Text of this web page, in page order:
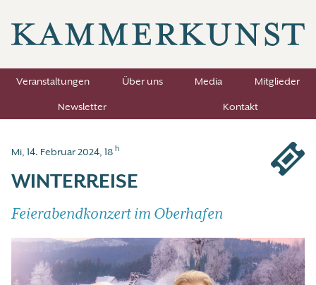
Veranstaltungen Über uns Media
Mitglieder
Newsletter
Kontakt
Mi, 14. Februar 2024, 18 h
WINTERREISE
Feierabendkonzert im Oberhafen